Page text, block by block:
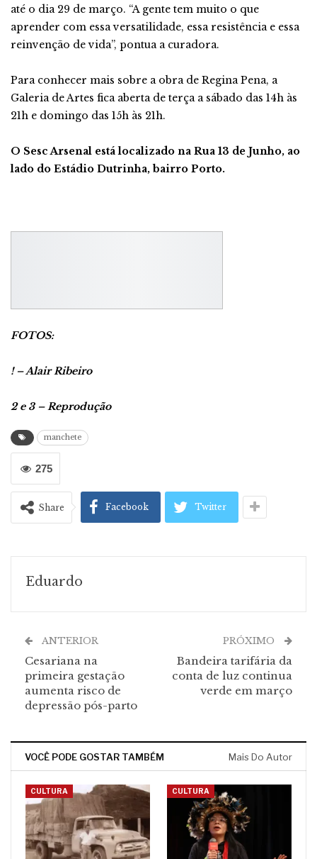
até o dia 29 de março. “A gente tem muito o que
aprender com essa versatilidade, essa resistência e essa
reinvenção de vida”, pontua a curadora.
Para conhecer mais sobre a obra de Regina Pena, a
Galeria de Artes fica aberta de terça a sábado das 14h às
21h e domingo das 15h às 21h.
O Sesc Arsenal está localizado na Rua 13 de Junho, ao
lado do Estádio Dutrinha, bairro Porto.
FOTOS:
! – Alair Ribeiro
2 e 3 – Reprodução
manchete
275
Share Facebook Twitter
Eduardo
ANTERIOR
Cesariana na
primeira gestação
aumenta risco de
depressão pós-parto
PRÓXIMO
Bandeira tarifária da
conta de luz continua
verde em março
VOCÊ PODE GOSTAR TAMBÉM Mais Do Autor
CULTURA CULTURA